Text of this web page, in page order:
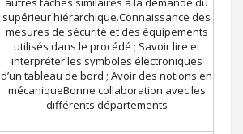
supérieur hiérarchique.Connaissance des
mesures de sécurité et des équipements
utilisés dans le procédé ; Savoir lire et
interpréter les symboles électroniques
d’un tableau de bord ; Avoir des notions en
mécaniqueBonne collaboration avec les
différents départements